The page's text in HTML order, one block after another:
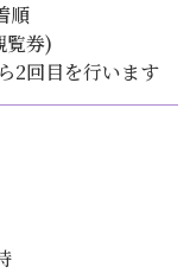
順
覧券)
2回目を行います